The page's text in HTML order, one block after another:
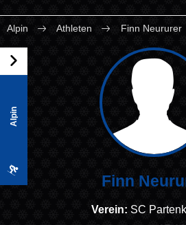
Alpin Athleten Finn Neururer
Alpin
Finn
Verein: SC